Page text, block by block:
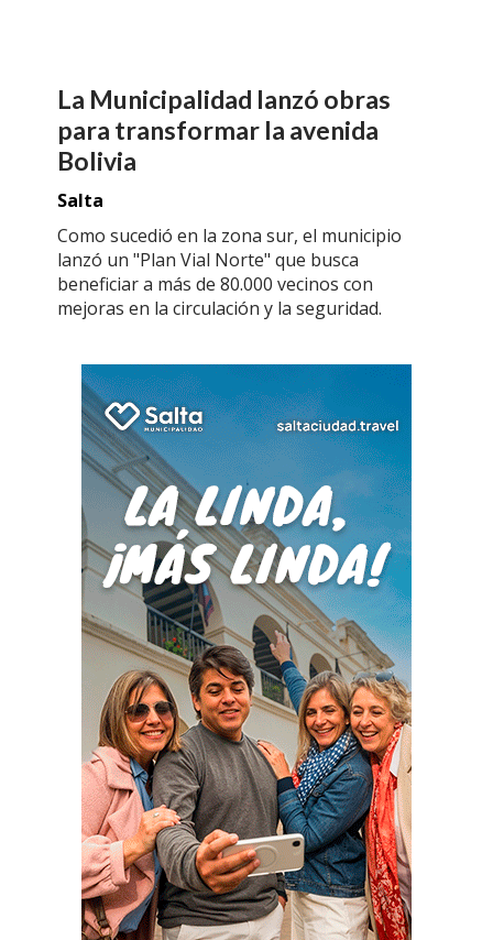
La Municipalidad lanzó obras
para transformar la avenida
Bolivia
Salta
Como sucedió en la zona sur, el municipio
lanzó un "Plan Vial Norte" que busca
beneficiar a más de 80.000 vecinos con
mejoras en la circulación y la seguridad.